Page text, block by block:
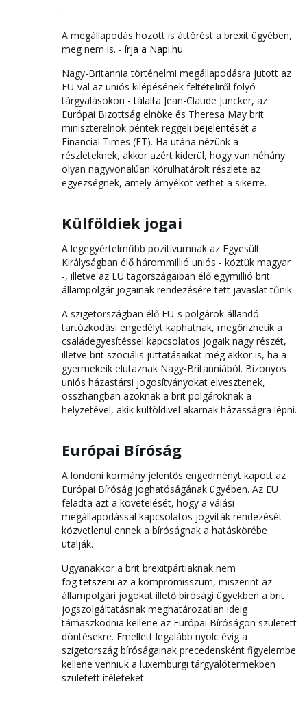
A megállapodás hozott is áttörést a brexit ügyében,
meg nem is. - írja a Napi.hu
Nagy-Britannia történelmi megállapodásra jutott az
EU-val az uniós kilépésének feltételiről folyó
tárgyalásokon -tálalta Jean-Claude Juncker, az
Európai Bizottság elnöke és Theresa May brit
miniszterelnök péntek reggeli bejelentését a
Financial Times (FT). Ha utána nézünk a
részleteknek, akkor azért kiderül, hogy van néhány
olyan nagyvonalúan körülhatárolt részlete az
egyezségnek, amely árnyékot vethet a sikerre.
Külföldiek jogai
A legegyértelműbb pozitívumnak az Egyesült
Királyságban élő hárommillió uniós - köztük magyar
-, illetve az EU tagországaiban élő egymillió brit
állampolgár jogainak rendezésére tett javaslat tűnik.
A szigetországban élő EU-s polgárok állandó
tartózkodási engedélyt kaphatnak, megőrizhetik a
családegyesítéssel kapcsolatos jogaik nagy részét,
illetve brit szociális juttatásaikat még akkor is, ha a
gyermekeik elutaznak Nagy-Britanniából. Bizonyos
uniós házastársi jogosítványokat elvesztenek,
összhangban azoknak a brit polgároknak a
helyzetével, akik külföldivel akarnak házasságra lépni.
Európai Bíróság
A londoni kormány jelentős engedményt kapott az
Európai Bíróság joghatóságának ügyében. Az EU
feladta azt a követelését, hogy a válási
megállapodással kapcsolatos jogviták rendezését
közvetlenül ennek a bíróságnak a hatáskörébe
utalják.
Ugyanakkor a brit brexitpártiaknak nem
fogtetszeni az a kompromisszum, miszerint az
állampolgári jogokat illető bírósági ügyekben a brit
jogszolgáltatásnak meghatározatlan ideig
támaszkodnia kellene az Európai Bíróságon született
döntésekre. Emellett legalább nyolc évig a
szigetország bíróságainak precedensként figyelembe
kellene venniük a luxemburgi tárgyalótermekben
született ítéleteket.